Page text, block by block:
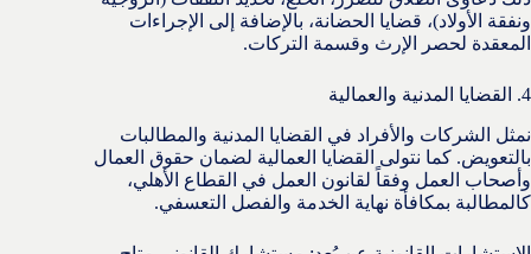
ونفقة الأولاد)، قضايا الحضانة، بالإضافة إلى الإجراءات
المعقدة لحصر الإرث وقسمة التركات.
4. القضايا المدنية والعمالية
نمثل الشركات والأفراد في القضايا المدنية والمطالبات
بالتعويض. كما نتولى القضايا العمالية لضمان حقوق العمال
وأصحاب العمل وفقاً لقانون العمل في القطاع الأهلي،
كالمطالبة بمكافأة نهاية الخدمة والفصل التعسفي.